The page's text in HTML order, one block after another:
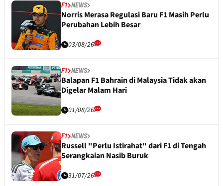
F1 NEWS
Norris Merasa Regulasi Baru F1 Masih Perlu
Perubahan Lebih Besar
03/08/26
F1 NEWS
Balapan F1 Bahrain di Malaysia Tidak akan
Digelar Malam Hari
01/08/26
F1 NEWS
Russell "Perlu Istirahat" dari F1 di Tengah
Serangkaian Nasib Buruk
31/07/26